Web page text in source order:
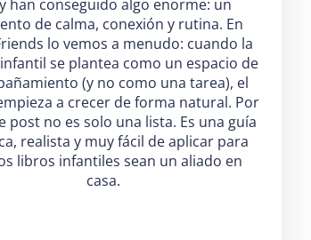
han conseguido algo enorme: un
de calma, conexión y rutina. En
lo vemos a menudo: cuando la
se plantea como un espacio de
(y no como una tarea), el
a crecer de forma natural. Por
post no es solo una lista. Es una guía
realista y muy fácil de aplicar para
libros infantiles sean un aliado en
casa.